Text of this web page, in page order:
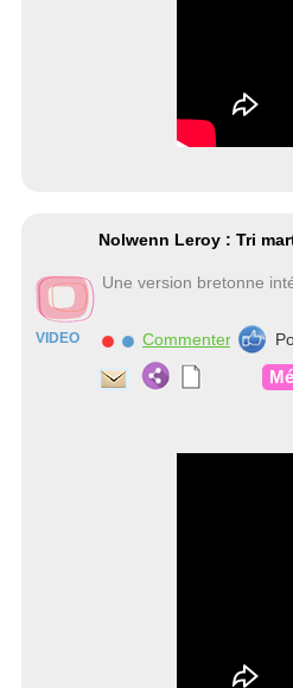
VIDEO
Nolwenn Leroy : Tri
Une version bretonne
Commenter